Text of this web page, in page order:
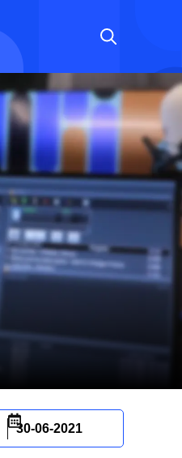
30-06-2021